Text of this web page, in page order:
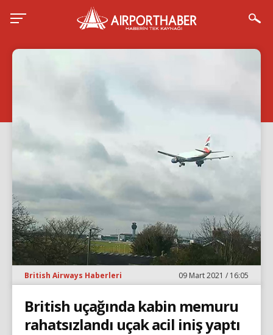
British Airways Haberleri 09 Mart 2021 / 16:05
British uçağında kabin memuru
rahatsızlandı uçak acil iniş yaptı